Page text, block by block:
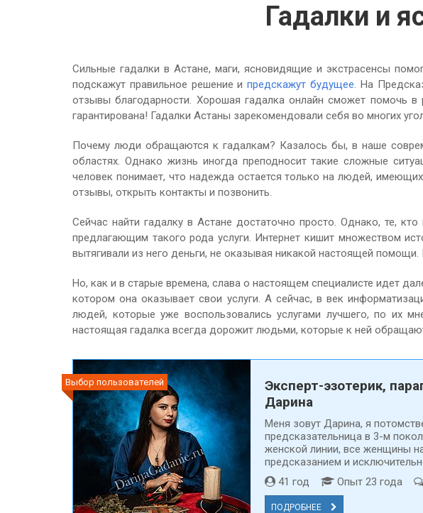
Гадалки и
Сильные гадалки в Астане, маги, ясновидящие и экстрасенсы
подскажут правильное решение ипредскажут будущее. На
отзывы благодарности. Хорошая гадалка онлайн сможет помочь
гарантирована! Гадалки Астаны зарекомендовали себя во многих
Почему люди обращаются к гадалкам? Казалось бы, в наше
областях. Однако жизнь иногда преподносит такие сложные
человек понимает, что надежда остается только на людей,
отзывы, открыть контакты и позвонить.
Сейчас найти гадалку в Астане достаточно просто. Однако, те,
предлагающим такого рода услуги. Интернет кишит множеством
вытягивали из него деньги, не оказывая никакой настоящей
Но, как и в старые времена, слава о настоящем специалисте идет
котором она оказывает свои услуги. А сейчас, в век
людей, которые уже воспользовались услугами лучшего, по их
настоящая гадалка всегда дорожит людьми, которые к ней
Выбор пользователей
Эксперт-эзотерик,
Дарина
Меня зовут Дарина, я
предсказательница в 3-м
женской линии, все женщины
предсказанием и
41 год
Опыт 23 года
ПОДРОБНЕЕ